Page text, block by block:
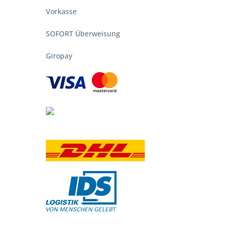
Vulcano Premium und dem Vulcano 3
hochklappen. Die Grillfläche
(rechts), Ablage (links) und
Gestartet wird er durch eine elektrische
ermöglicht eine gleichmäßige
Pizzastein aus Cordierit
Ihre Pizza backen, können Sie Steak, Fisch
die Backtemperatur an. Der Backverlauf
Vorkasse
SOFORT Überweisung
Giropay